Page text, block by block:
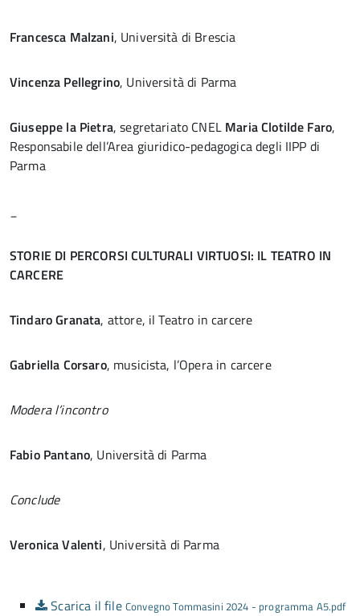
Francesca Malzani, Università di Brescia
Vincenza Pellegrino, Università di Parma
Giuseppe la Pietra, segretariato CNEL Maria Clotilde Faro,
Responsabile dell’Area giuridico-pedagogica degli IIPP di
Parma
STORIE DI PERCORSI CULTURALI VIRTUOSI: IL TEATRO IN
CARCERE
Tindaro Granata, attore, il Teatro in carcere
Gabriella Corsaro, musicista, l’Opera in carcere
Modera l’incontro
Fabio Pantano, Università di Parma
Conclude
Veronica Valenti, Università di Parma
Scarica il file Convegno Tommasini 2024 - programma A5.pdf